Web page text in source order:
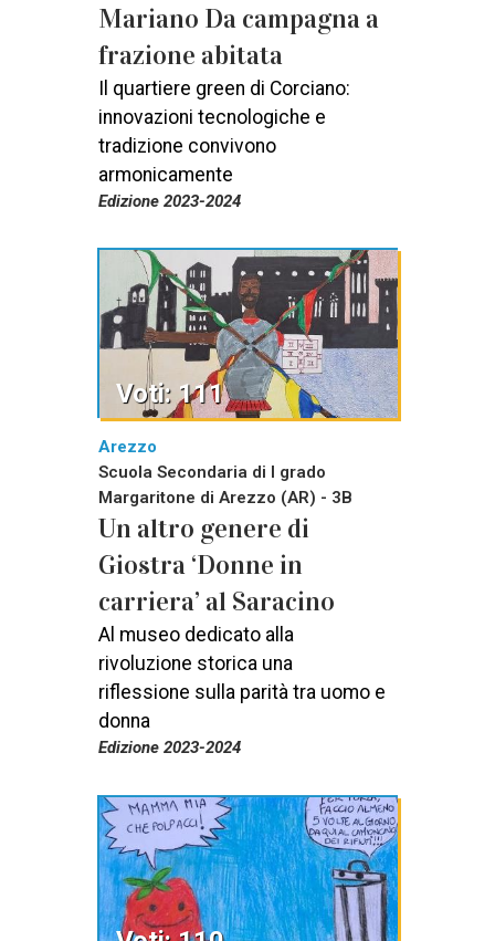
Mariano Da campagna a
frazione abitata
Il quartiere green di Corciano:
innovazioni tecnologiche e
tradizione convivono
armonicamente
Edizione 2023-2024
Arezzo
Scuola Secondaria di I grado
Margaritone di Arezzo (AR) - 3B
Un altro genere di
Giostra ‘Donne in
carriera’ al Saracino
Al museo dedicato alla
rivoluzione storica una
riflessione sulla parità tra uomo e
donna
Edizione 2023-2024
Voti: 111